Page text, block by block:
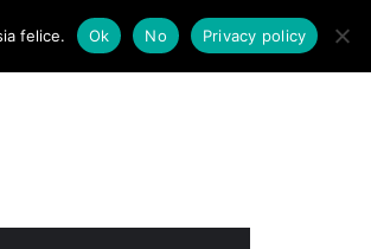
Facebook
X Instagram
AccediUn articolo a caso
Barra laterale
felice. Ok No Privacy policy